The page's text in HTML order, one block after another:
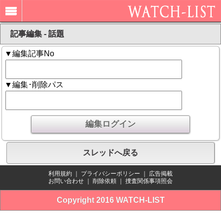
記事編集 - 話題
▼編集記事No
▼編集･削除パス
スレッドへ戻る
利用規約 プライバシーポリシー
広告掲載
お問い合わせ
削除依頼 捜査関係事項照会
Copyright 2016 WATCH-LIST